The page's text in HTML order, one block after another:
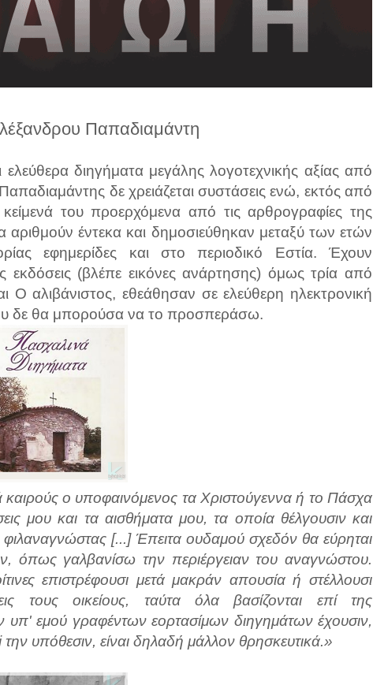
Παπαδιαμάντη
διηγήματα μεγάλης λογοτεχνικής αξίας από
δε χρειάζεται συστάσεις ενώ, εκτός από
του προερχόμενα από τις αρθρογραφίες της
έντεκα και δημοσιεύθηκαν μεταξύ των ετών
εφημερίδες και στο περιοδικό Εστία. Έχουν
εκδόσεις (βλέπε εικόνες ανάρτησης) όμως τρία από
αλιβάνιστος, εθεάθησαν σε ελεύθερη ηλεκτρονική
δε θα μπορούσα να το προσπεράσω.
καιρούς ο υποφαινόμενος τα Χριστούγεννα ή το Πάσχα
μου και τα αισθήματα μου, τα οποία θέλγουσιν και
φιλαναγνώστας [...] Έπειτα ουδαμού σχεδόν θα εύρηται
όπως γαλβανίσω την περιέργειαν του αναγνώστου.
επιστρέφουσι μετά μακράν απουσία ή στέλλουσι
τους οικείους, ταύτα όλα βασίζονται επί της
υπ' εμού γραφέντων εορτασίμων διηγημάτων έχουσιν,
υπόθεσιν, είναι δηλαδή μάλλον θρησκευτικά.»